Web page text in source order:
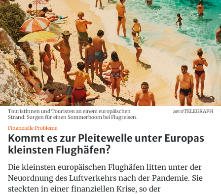
Touristinnen und Touristen an einem europäischen
Strand: Sorgen für einen Sommerboom bei Flugreisen.
aeroTELEGRAPH
Finanzielle Probleme
Kommt es zur Pleitewelle unter Europas
kleinsten Flughäfen?
Die kleinsten europäischen Flughäfen litten unter der
Neuordnung des Luftverkehrs nach der Pandemie. Sie
steckten in einer finanziellen Krise, so der